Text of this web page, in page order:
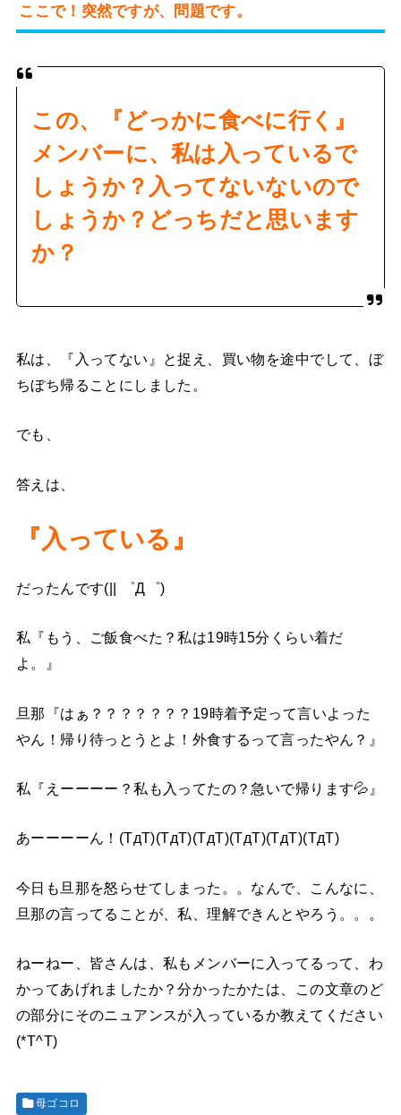
ここで！突然ですが、問題です。
この、『どっかに食べに行く』
メンバーに、私は入っているで
しょうか？入ってないないので
しょうか？どっちだと思います
か？
私は、『入ってない』と捉え、買い物を途中でして、ぼ
ちぼち帰ることにしました。
でも、
答えは、
『入っている』
だったんです(|| ゜Д゜)
私『もう、ご飯食べた？私は19時15分くらい着だ
よ。』
旦那『はぁ？？？？？？？19時着予定って言いよった
やん！帰り待っとうとよ！外食するって言ったやん？』
私『えーーーー？私も入ってたの？急いで帰ります💦』
あーーーーん！(TдT)(TдT)(TдT)(TдT)(TдT)(TдT)
今日も旦那を怒らせてしまった。。なんで、こんなに、
旦那の言ってることが、私、理解できんとやろう。。。
ねーねー、皆さんは、私もメンバーに入ってるって、わ
かってあげれましたか？分かったかたは、この文章のど
の部分にそのニュアンスが入っているか教えてください
(*T^T)
母ゴコロ